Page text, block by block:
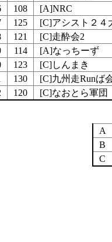
108
[A]NRC
125
[C]アシスト２４
121
[C]走酔会2
114
[A]なっちーず
123
[C]しんまき
130
[C]九州走Runば
120 [C]なおとら軍団
A
B
C